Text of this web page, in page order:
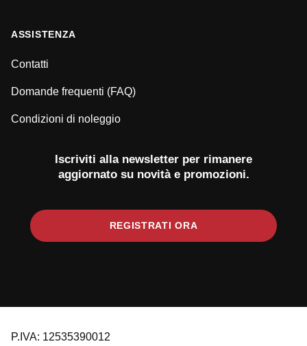
ASSISTENZA
Contatti
Domande frequenti (FAQ)
Condizioni di noleggio
Iscriviti alla newsletter per rimanere
aggiornato su novità e promozioni.
REGISTRATI ORA
P.IVA: 12535390012